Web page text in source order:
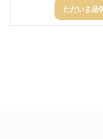
ただいま品